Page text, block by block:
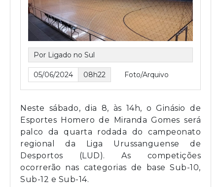
Por Ligado no Sul
05/06/2024 08h22 Foto/Arquivo
Neste sábado, dia 8, às 14h, o Ginásio de
Esportes Homero de Miranda Gomes será
palco da quarta rodada do campeonato
regional da Liga Urussanguense de
Desportos (LUD). As competições
ocorrerão nas categorias de base Sub-10,
Sub-12 e Sub-14.